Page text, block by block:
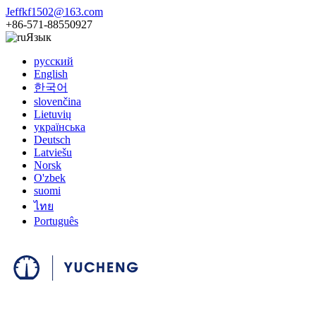
Jeffkf1502@163.com
+86-571-88550927
Язык
русский
English
한국어
slovenčina
Lietuvių
українська
Deutsch
Latviešu
Norsk
O'zbek
suomi
ไทย
Português